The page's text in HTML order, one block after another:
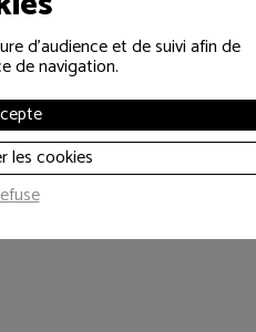
d'audience et de suivi afin de
de navigation.
les cookies